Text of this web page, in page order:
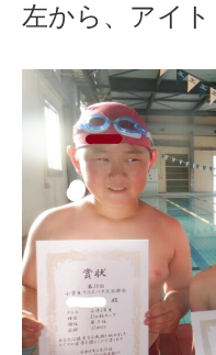
左から、アイ